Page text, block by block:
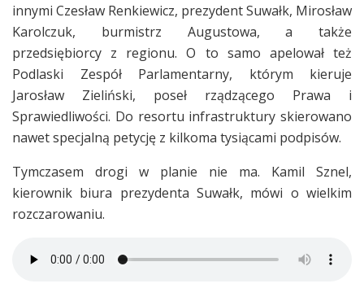
innymi Czesław Renkiewicz, prezydent Suwałk, Mirosław
Karolczuk, burmistrz Augustowa, a także
przedsiębiorcy z regionu. O to samo apelował też
Podlaski Zespół Parlamentarny, którym kieruje
Jarosław Zieliński, poseł rządzącego Prawa i
Sprawiedliwości. Do resortu infrastruktury skierowano
nawet specjalną petycję z kilkoma tysiącami podpisów.
Tymczasem drogi w planie nie ma. Kamil Sznel,
kierownik biura prezydenta Suwałk, mówi o wielkim
rozczarowaniu.